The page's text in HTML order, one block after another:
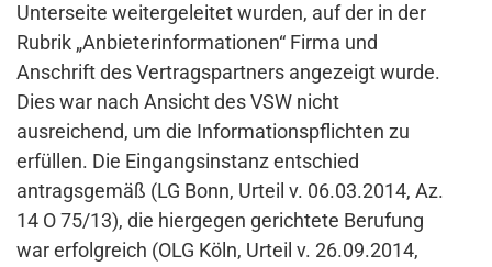
Unterseite weitergeleitet wurden, auf der in der
Rubrik „Anbieterinformationen“ Firma und
Anschrift des Vertragspartners angezeigt wurde.
Dies war nach Ansicht des VSW nicht
ausreichend, um die Informationspflichten zu
erfüllen. Die Eingangsinstanz entschied
antragsgemäß (LG Bonn, Urteil v. 06.03.2014, Az.
14 O 75/13), die hiergegen gerichtete Berufung
war erfolgreich (OLG Köln, Urteil v. 26.09.2014,